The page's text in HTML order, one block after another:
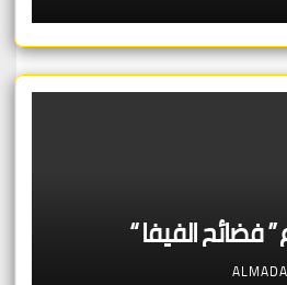
” فضائح الفيفا “